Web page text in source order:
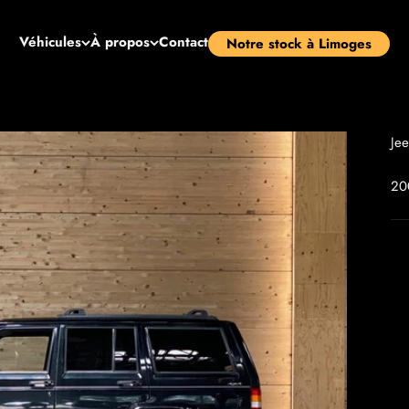
Véhicules À propos Contact Notre stock à Limoges